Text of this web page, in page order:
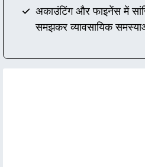
अकाउंटिंग और फाइनेंस में
समझकर व्यावसायिक